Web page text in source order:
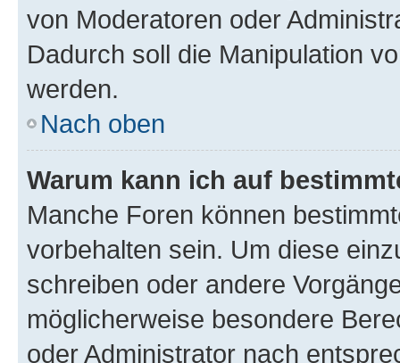
von Moderatoren oder
Dadurch soll die Manipulation
werden.
Nach oben
Warum kann ich auf
Manche Foren können
vorbehalten sein. Um diese
schreiben oder andere
möglicherweise besondere
oder Administrator nach